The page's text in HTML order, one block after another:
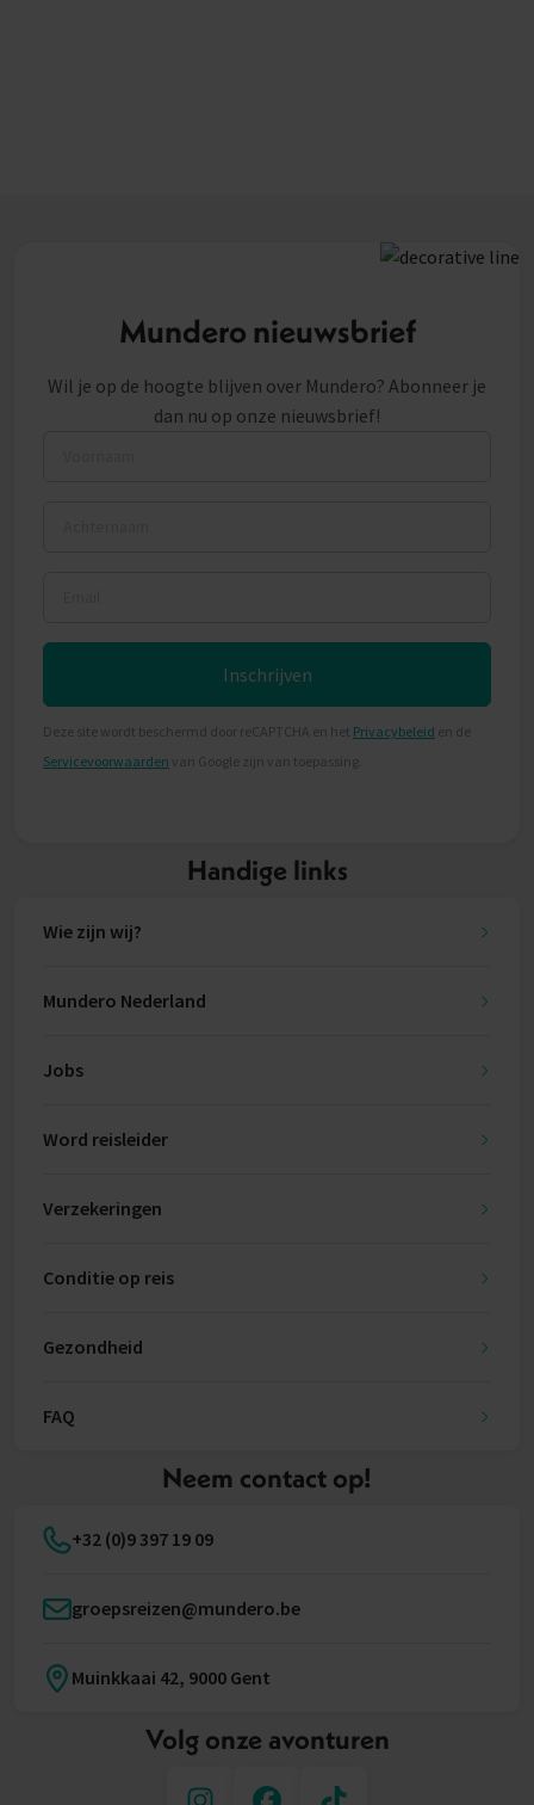
Mundero nieuwsbrief
Wil je op de hoogte blijven over Mundero? Abonneer je
dan nu op onze nieuwsbrief!
Inschrijven
Deze site wordt beschermd door reCAPTCHA en het Privacybeleid en de
Servicevoorwaarden van Google zijn van toepassing.
Handige links
Wie zijn wij?
Mundero Nederland
Jobs
Word reisleider
Verzekeringen
Conditie op reis
Gezondheid
FAQ
Neem contact op!
+32 (0)9 397 19 09
groepsreizen@mundero.be
Muinkkaai 42, 9000 Gent
Volg onze avonturen